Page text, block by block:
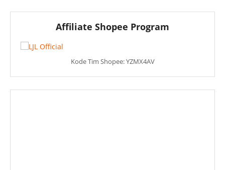
Affiliate Shopee Program
Kode Tim Shopee: YZMX4AV